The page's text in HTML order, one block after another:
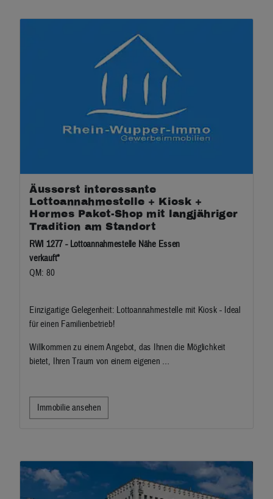
Äusserst interessante
Lottoannahmestelle + Kiosk +
Hermes Paket-Shop mit langjähriger
Tradition am Standort
RWI 1277 - Lottoannahmestelle Nähe Essen
verkauft*
QM: 80
Einzigartige Gelegenheit: Lottoannahmestelle mit Kiosk - Ideal
für einen Familienbetrieb!
Willkommen zu einem Angebot, das Ihnen die Möglichkeit
bietet, Ihren Traum von einem eigenen …
Immobilie ansehen